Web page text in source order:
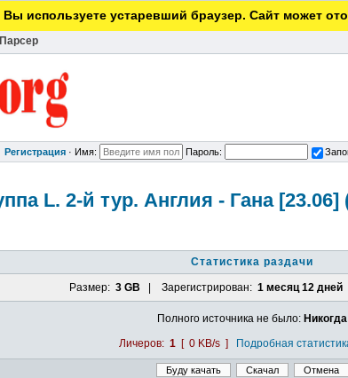
Вы используете устаревший браузер. Сайт может
Парсер
Регистрация · Имя: Пароль:
L. 2-й тур. Англия - Гана [23.06]
Статистика раздачи
Размер: 3 GB | Зарегистрирован: 1 месяц 12 дней
Полного источника не было: Никогда
Личеров: 1 [ 0 KB/s ] Подробная